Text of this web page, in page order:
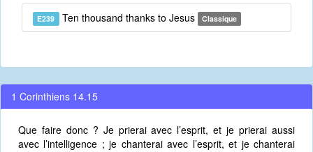
E239 Ten thousand thanks to Jesus Classique
1 Corinthiens 14.15
Que faire donc ? Je prierai avec l’esprit, et je prierai aussi
avec l’intelligence ; je chanterai avec l’esprit, et je chanterai